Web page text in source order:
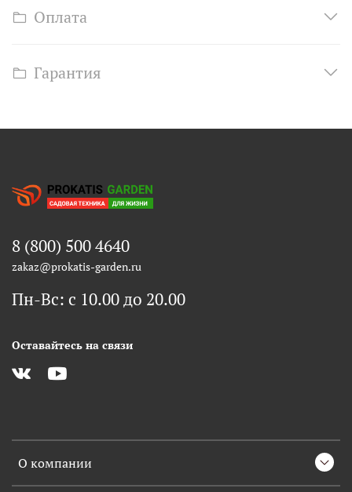
Оплата
Гарантия
О компании
8 (800) 500 4640
zakaz@prokatis-garden.ru
Пн-Вс: с 10.00 до 20.00
Оставайтесь на связи